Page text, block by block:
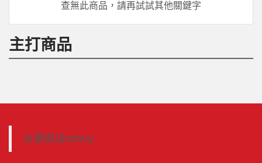
查無此商品，請再試試其他關鍵字
主打商品
永豐商店ezbuy